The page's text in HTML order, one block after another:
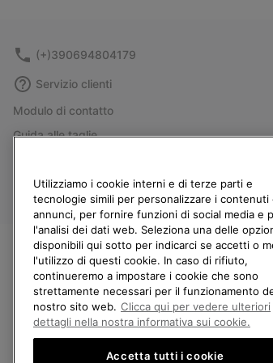
(+)390694804179
Servizio clienti
Modulo di contatto
Guida alle taglie
Resi
Recedi dal contratto
I miei ordini
Spedizione
Pagamento
Domande frequenti
Utilizziamo i cookie interni e di terze parti e
tecnologie simili per personalizzare i contenuti
annunci, per fornire funzioni di social media e
l'analisi dei dati web. Seleziona una delle
disponibili qui sotto per indicarci se accetti o
l'utilizzo di questi cookie. In caso di rifiuto,
continueremo a impostare i cookie che sono
strettamente necessari per il funzionamento
nostro sito web. Clicca qui per vedere ulteriori
dettagli nella nostra informativa sui cookie.
Accetta tutti i cookie